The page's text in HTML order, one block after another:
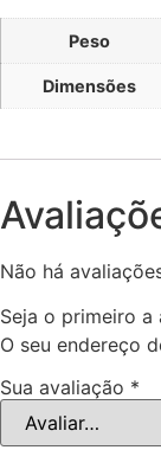
Peso
Dimensões
Não há
Seja o primeiro a
O seu endereço
Sua avaliação *